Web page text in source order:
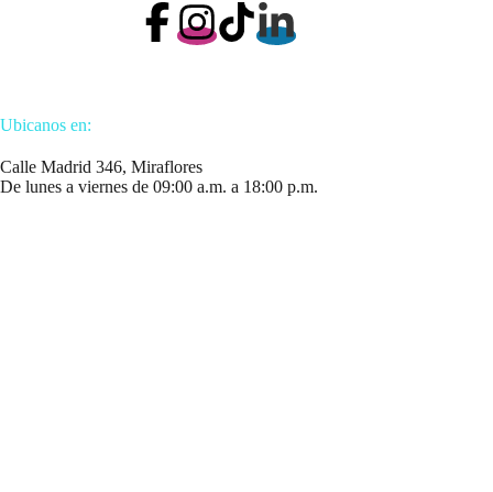
Ubicanos en:
Calle Madrid 346, Miraflores
De lunes a viernes de 09:00 a.m. a 18:00 p.m.